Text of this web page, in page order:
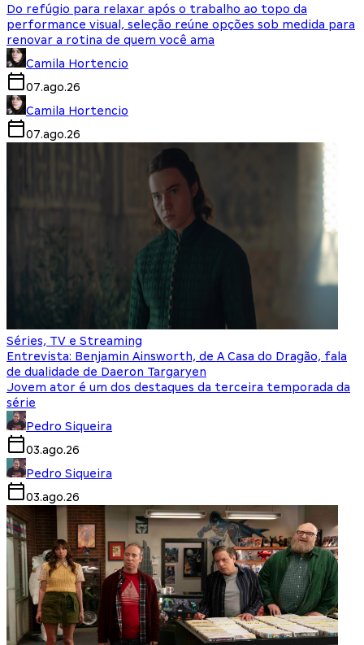
Do refúgio para relaxar após o trabalho ao topo da
performance visual, seleção reúne opções sob medida para
renovar a rotina de quem você ama
Camila Hortencio
07.ago.26
Camila Hortencio
07.ago.26
Séries, TV e Streaming
Entrevista: Benjamin Ainsworth, de A Casa do Dragão, fala
de dualidade de Daeron Targaryen
Jovem ator é um dos destaques da terceira temporada da
série
Pedro Siqueira
03.ago.26
Pedro Siqueira
03.ago.26